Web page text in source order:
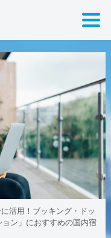
活用！ブッキング・ドッ
ョン」におすすめの国内宿